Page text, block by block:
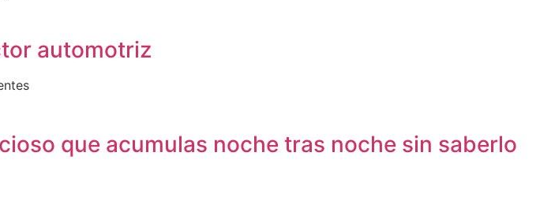
automotriz
que acumulas noche tras noche sin saberlo